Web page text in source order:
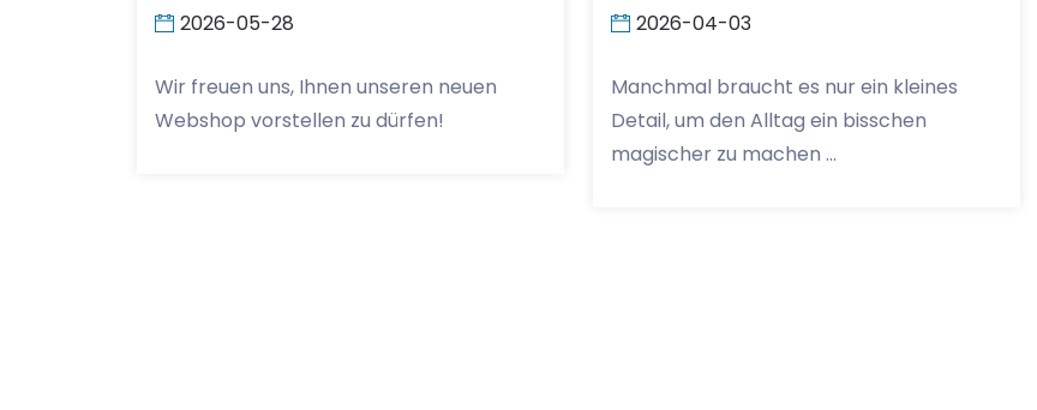
2026-05-28
Wir freuen uns, Ihnen unseren neuen
Webshop vorstellen zu dürfen!
2026-04-03
Manchmal braucht es nur ein kleines
Detail, um den Alltag ein bisschen
magischer zu machen …